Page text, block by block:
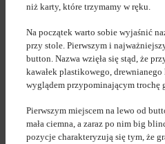
niż karty, które trzymamy w ręku.
Na początek warto sobie wyjaśnić
przy stole. Pierwszym i
button. Nazwa wzięła się stąd, że
kawałek plastikowego,
wyglądem przypominającym trochę
Pierwszym miejscem na lewo od
mała ciemna, a zaraz po nim big
pozycje charakteryzują się tym, że